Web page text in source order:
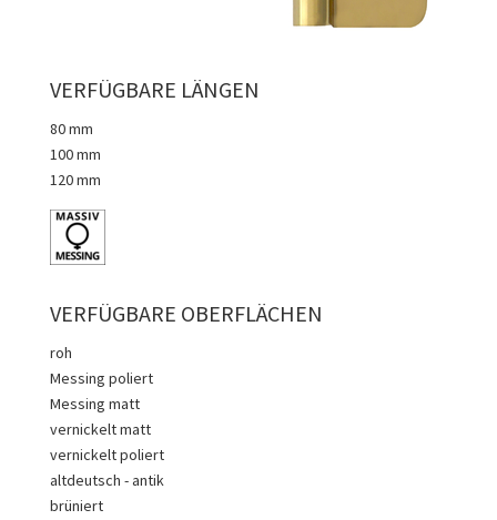
VERFÜGBARE LÄNGEN
80 mm
100 mm
120 mm
VERFÜGBARE OBERFLÄCHEN
roh
Messing poliert
Messing matt
vernickelt matt
vernickelt poliert
altdeutsch - antik
brüniert